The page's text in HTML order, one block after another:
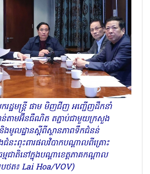
ដ្ឋមន្ត្រី ផាម មិញជីញ អញ្ជើញដឹកនាំ
ាន់តាមអ៊ីនធឺណិត តភ្ជាប់ជាមួយក្រសួង
ងមូលដ្ឋានស្តីពីស្ថានភាពទឹកជំនន់
ជំនះពុះពារផលវិបាកបណ្តាលពីគ្រោះ
មជាតិនៅក្នុងបណ្តាខេត្តភាគកណ្តាល
បថត៖ Lai Hoa/VOV)